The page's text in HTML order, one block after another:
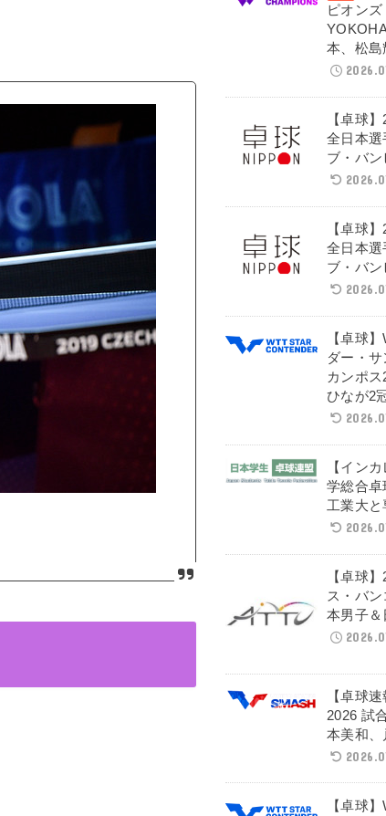
ピオン
本、松島
【卓球
全日本選
ブ・バ
【卓球
全日本選
ブ・バ
【卓球
ダー・サ
カンポ
ひなが2
【イン
学総合卓
工業大と
【卓球
ス・バ
本男子＆
【卓球
2026 試
本美和
【卓球